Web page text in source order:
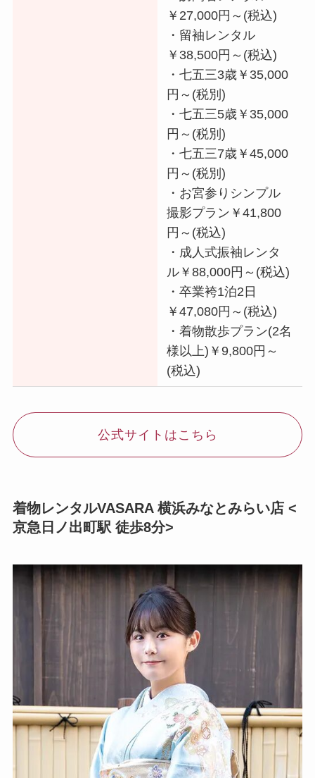
￥27,000円～(税込)
・留袖レンタル
￥38,500円～(税込)
・七五三3歳￥35,000
円～(税別)
・七五三5歳￥35,000
円～(税別)
・七五三7歳￥45,000
円～(税別)
・お宮参りシンプル
撮影プラン￥41,800
円～(税込)
・成人式振袖レンタ
ル￥88,000円～(税込)
・卒業袴1泊2日
￥47,080円～(税込)
・着物散歩プラン(2名
様以上)￥9,800円～
(税込)
公式サイトはこちら
着物レンタルVASARA 横浜みなとみらい店 <
京急日ノ出町駅 徒歩8分>